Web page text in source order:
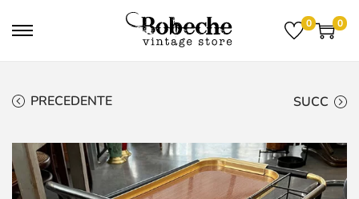
0 0
PRECEDENTE SUCC